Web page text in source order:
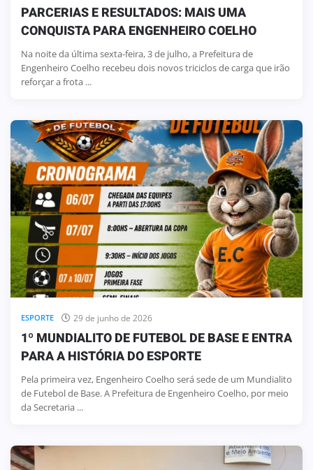
PARCERIAS E RESULTADOS: MAIS UMA
CONQUISTA PARA ENGENHEIRO COELHO
Na noite da última sexta-feira, 3 de julho, a Prefeitura de
Engenheiro Coelho recebeu dois novos triciclos de carga que irão
reforçar a frota ...
ESPORTE 29 de junho de 2026
1º MUNDIALITO DE FUTEBOL DE BASE E ENTRA
PARA A HISTÓRIA DO ESPORTE
Pela primeira vez, Engenheiro Coelho será sede de um Mundialito
de Futebol de Base. A Prefeitura de Engenheiro Coelho, por meio
da Secretaria ...